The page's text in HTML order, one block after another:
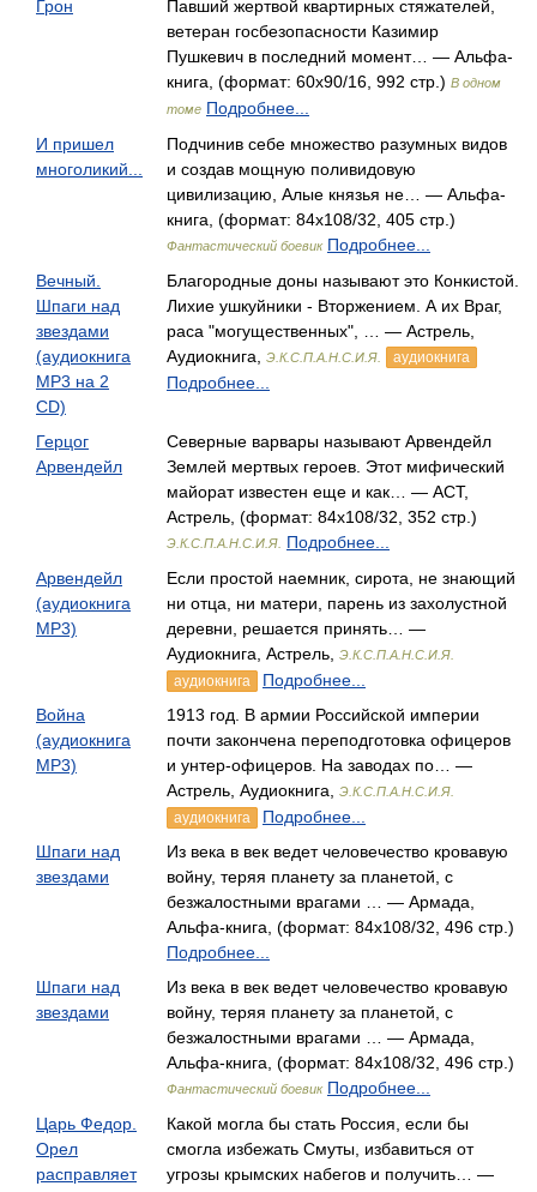
Грон
Павший жертвой квартирных стяжателей,
ветеран госбезопасности Казимир
Пушкевич в последний момент… — Альфа-
книга, (формат: 60x90/16, 992 стр.) В одном
томе Подробнее...
И пришел
многоликий...
Подчинив себе множество разумных видов
и создав мощную поливидовую
цивилизацию, Алые князья не… — Альфа-
книга, (формат: 84x108/32, 405 стр.)
Фантастический боевик Подробнее...
Вечный.
Шпаги над
звездами
(аудиокнига
MP3 на 2
CD)
Благородные доны называют это Конкистой.
Лихие ушкуйники - Вторжением. А их Враг,
раса "могущественных", … — Астрель,
Аудиокнига,
Э.К.С.П.А.Н.С.И.Я. аудиокнига
Подробнее...
Герцог
Арвендейл
Северные варвары называют Арвендейл
Землей мертвых героев. Этот мифический
майорат известен еще и как… — АСТ,
Астрель, (формат: 84x108/32, 352 стр.)
Э.К.С.П.А.Н.С.И.Я.
Подробнее...
Арвендейл
(аудиокнига
MP3)
Если простой наемник, сирота, не знающий
ни отца, ни матери, парень из захолустной
деревни, решается принять… —
Аудиокнига, Астрель,
Э.К.С.П.А.Н.С.И.Я.
аудиокнига
Подробнее...
Война
(аудиокнига
MP3)
1913 год. В армии Российской империи
почти закончена переподготовка офицеров
и унтер-офицеров. На заводах по… —
Астрель, Аудиокнига,
Э.К.С.П.А.Н.С.И.Я.
аудиокнига
Подробнее...
Шпаги над
звездами
Из века в век ведет человечество кровавую
войну, теряя планету за планетой, с
безжалостными врагами … — Армада,
Альфа-книга, (формат: 84x108/32, 496 стр.)
Подробнее...
Шпаги над
звездами
Из века в век ведет человечество кровавую
войну, теряя планету за планетой, с
безжалостными врагами … — Армада,
Альфа-книга, (формат: 84x108/32, 496 стр.)
Фантастический боевик Подробнее...
Царь Федор.
Орел
расправляет
Какой могла бы стать Россия, если бы
смогла избежать Смуты, избавиться от
угрозы крымских набегов и получить… —